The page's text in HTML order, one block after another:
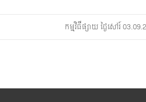
កម្មវិធីផ្សាយ ថ្ងៃសៅរ៍